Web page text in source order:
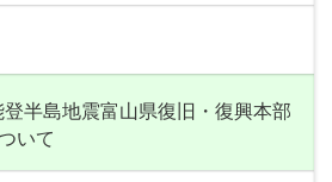
半島地震富山県復旧・復興本部
いて